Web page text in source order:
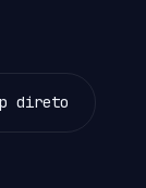
direto